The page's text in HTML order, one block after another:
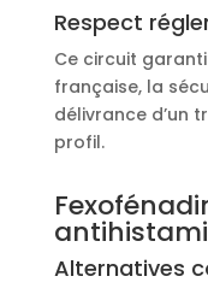
Respect
Ce circuit
française, la
délivrance d’un
profil.
Alternatives